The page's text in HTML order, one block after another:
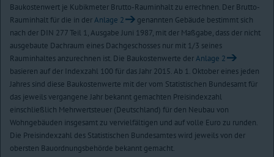
Baukostenwert je Kubikmeter Brutto-Rauminhalt zu errechnen. Der Brutto-
Rauminhalt für die in derAnlage 2
genannten Gebäude bestimmt sich
nach der DIN 277 Teil 1, Ausgabe Juni 1987, mit der Maßgabe, dass der nicht
ausgebaute Dachraum eines Dachgeschosses nur mit 1/3 seines
Rauminhaltes anzurechnen ist. Die Baukostenwerte derAnlage 2
basieren auf der Indexzahl 100 für das Jahr 2015. Ab 1. Oktober eines jeden
Jahres sind diese Baukostenwerte mit der vom Statistischen Bundesamt für
das jeweils vergangene Jahr bekannt gemachten Preisindexzahl
einschließlich Mehrwertsteuer (Deutschland) für den Neubau von
Wohngebäuden insgesamt zu vervielfältigen und auf volle Euro zu runden.
Die Preisindexzahl des Statistischen Bundesamtes wird jeweils von der
obersten Bauordnungsbehörde bekannt gemacht.